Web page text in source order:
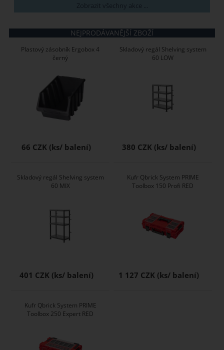
Zobrazit všechny akce ...
NEJPRODÁVANĚJŠÍ ZBOŽÍ
Plastový zásobník Ergobox 4
černý
66 CZK
Skladový regál Shelving system
60 LOW
380 CZK
Skladový regál Shelving system
60 MIX
401 CZK
Kufr Qbrick System PRIME
Toolbox 150 Profi RED
1 127 CZK
Kufr Qbrick System PRIME
Toolbox 250 Expert RED